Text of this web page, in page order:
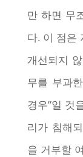
만 하면 무
다. 이 점은
개선되지
무를 부과
경우”일 것
리가 침해
을 거부할